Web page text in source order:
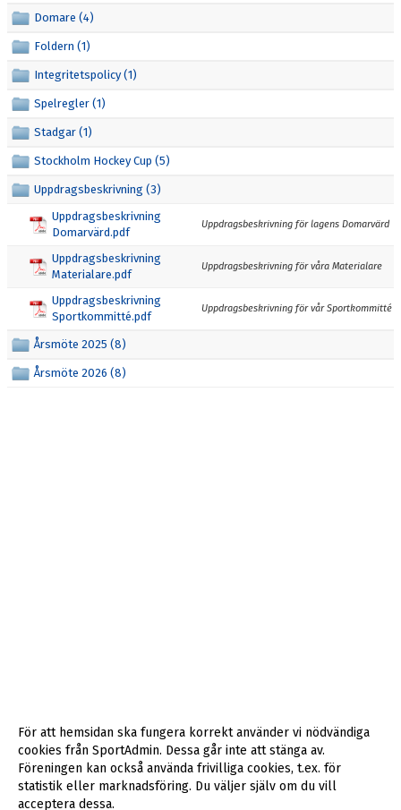
VÅRA LAG/LEDARE
OM FOC
SKRIDSKODISCO
BESTÄLL KLUBBKLÄDER HOS TEAMGEAR
ANTON FRONDELL-STIPENDIET
FRITIDSKORTET
DIGITAL FÖRFRÅGAN OM PROVSPEL/FÖRENINGSBYTE
Domare (4)
Foldern (1)
Integritetspolicy (1)
Spelregler (1)
Stadgar (1)
Stockholm Hockey Cup (5)
Uppdragsbeskrivning (3)
Uppdragsbeskrivning
Domarvärd.pdf
Uppdragsbeskrivning för lagens Domarvärd
Uppdragsbeskrivning
Materialare.pdf
Uppdragsbeskrivning för våra Materialare
Uppdragsbeskrivning
Sportkommitté.pdf
Uppdragsbeskrivning för vår Sportkommitté
Årsmöte 2025 (8)
Årsmöte 2026 (8)
För att hemsidan ska fungera korrekt använder vi nödvändiga
cookies från SportAdmin. Dessa går inte att stänga av.
Föreningen kan också använda frivilliga cookies, t.ex. för
statistik eller marknadsföring. Du väljer själv om du vill
acceptera dessa.